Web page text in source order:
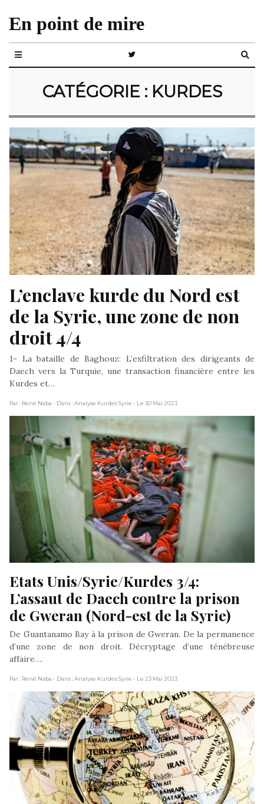
En point de mire
CATÉGORIE : KURDES
L’enclave kurde du Nord est
de la Syrie, une zone de non
droit 4/4
1- La bataille de Baghouz: L’exfiltration des dirigeants de
Daech vers la Turquie, une transaction financière entre les
Kurdes et…
Par : René Naba - Dans : Analyse Kurdes Syrie - Le 30 Mai 2023
Etats Unis/Syrie/Kurdes 3/4:
L’assaut de Daech contre la prison
de Gweran (Nord-est de la Syrie)
De Guantanamo Bay à la prison de Gweran. De la permanence
d’une zone de non droit. Décryptage d’une ténébreuse
affaire….
Par : René Naba - Dans : Analyse Kurdes Syrie - Le 23 Mai 2023